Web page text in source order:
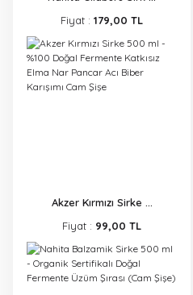
Fiyat : 179,00 TL
Akzer Kırmızı Sirke ...
Fiyat : 99,00 TL